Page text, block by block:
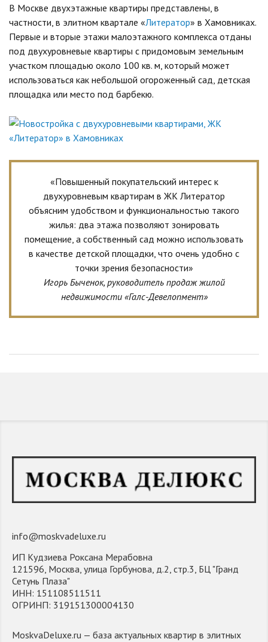
В Москве двухэтажные квартиры представлены, в
частности, в элитном квартале «Литератор» в Хамовниках.
Первые и вторые этажи малоэтажного комплекса отданы
под двухуровневые квартиры с придомовым земельным
участком площадью около 100 кв. м, который может
использоваться как небольшой огороженный сад, детская
площадка или место под барбекю.
«Повышенный покупательский интерес к
двухуровневым квартирам в ЖК Литератор
объясним удобством и функциональностью такого
жилья: два этажа позволяют зонировать
помещение, а собственный сад можно использовать
в качестве детской площадки, что очень удобно с
точки зрения безопасности»
Игорь Быченок, руководитель продаж жилой
недвижимости «Галс-Девелопмент»
info@moskvadeluxe.ru
ИП Кудзиева Роксана Мерабовна
121596, Москва, улица Горбунова, д.2, стр.3, БЦ "Гранд
Сетунь Плаза"
ИНН: 151108511511
ОГРИНП: 319151300004130
MoskvaDeluxe.ru — база актуальных квартир в элитных